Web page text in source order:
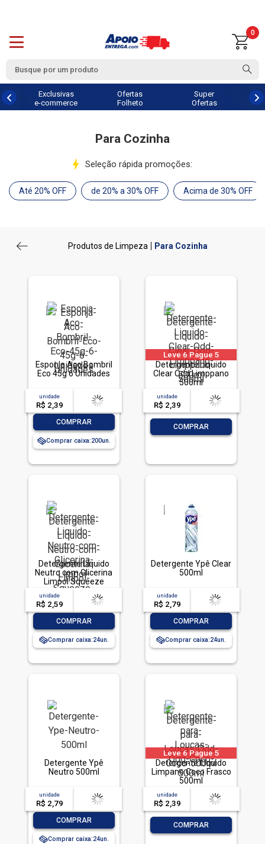
0
Exclusivas
e-commerce
Ofertas
Folheto
Super
Ofertas
Para Cozinha
Seleção rápida promoções:
Até 20% OFF de 20% a 30% OFF Acima de 30% OFF
Produtos de Limpeza Para Cozinha
Esponja Aço Bombril
Eco 45g 6 Unidades
unidade
R$ 2,39
acima de
-- --,--un.
COMPRAR
Comprar caixa:200
Leve 6 Pague 5
Detergente Líquido
Clear Odd Limppano
500ml
unidade
R$ 2,39
acima de
-- --,--un.
COMPRAR
Detergente Líquido
Neutro com Glicerina
Limpol Squeeze
500ml
unidade
R$ 2,59
acima de
-- --,--un.
COMPRAR
Comprar caixa:24
Detergente Ypê Clear
500ml
unidade
R$ 2,79
acima de
-- --,--un.
COMPRAR
Comprar caixa:24
Detergente Ypê
Neutro 500ml
unidade
R$ 2,79
acima de
-- --,--un.
COMPRAR
Comprar caixa:24
Leve 6 Pague 5
Detergente Líquido
Limpano Coco Frasco
500ml
unidade
R$ 2,39
acima de
-- --,--un.
COMPRAR